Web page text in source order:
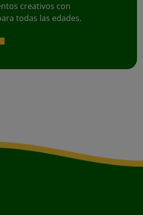
creativos con
todas las edades.